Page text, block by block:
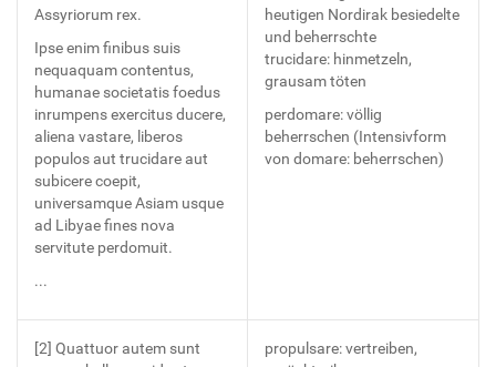
Assyriorum rex.
Ipse enim finibus suis
nequaquam contentus,
humanae societatis foedus
inrumpens exercitus ducere,
aliena vastare, liberos
populos aut trucidare aut
subicere coepit,
universamque Asiam usque
ad Libyae fines nova
servitute perdomuit.
...
heutigen Nordirak besiedelte
und beherrschte
trucidare: hinmetzeln,
grausam töten
perdomare: völlig
beherrschen (Intensivform
von domare: beherrschen)
[2] Quattuor autem sunt
propulsare: vertreiben,